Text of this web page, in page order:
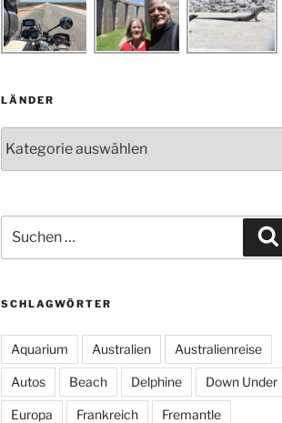
LÄNDER
nach:
SCHLAGWÖRTER
Aquarium Australien Australienreise
Autos Beach Delphine Down Under
Europa Frankreich Fremantle